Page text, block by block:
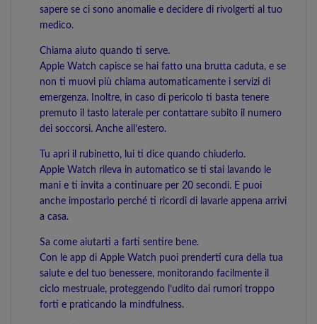
sapere se ci sono anomalie e decidere di rivolgerti al tuo
medico.
Chiama aiuto quando ti serve.
Apple Watch capisce se hai fatto una brutta caduta, e se
non ti muovi più chiama automaticamente i servizi di
emergenza. Inoltre, in caso di pericolo ti basta tenere
premuto il tasto laterale per contattare subito il numero
dei soccorsi. Anche all’estero.
Tu apri il rubinetto, lui ti dice quando chiuderlo.
Apple Watch rileva in automatico se ti stai lavando le
mani e ti invita a continuare per 20 secondi. E puoi
anche impostarlo perché ti ricordi di lavarle appena arrivi
a casa.
Sa come aiutarti a farti sentire bene.
Con le app di Apple Watch puoi prenderti cura della tua
salute e del tuo benessere, monitorando facilmente il
ciclo mestruale, proteggendo l’udito dai rumori troppo
forti e praticando la mindfulness.